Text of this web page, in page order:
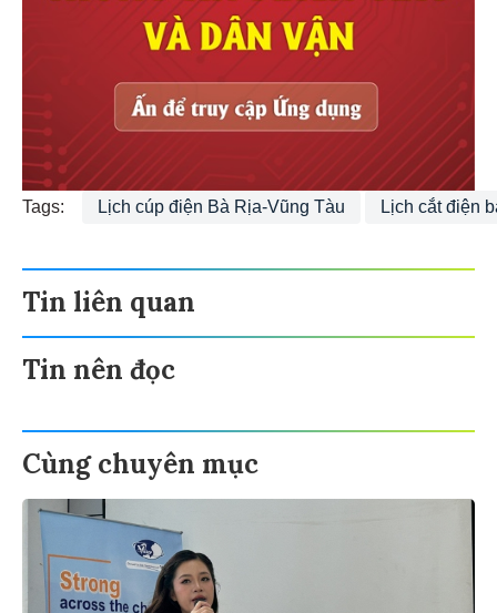
Tags: Lịch cúp điện Bà Rịa-Vũng Tàu Lịch cắt điện
Tin liên quan
Tin nên đọc
Cùng chuyên mục